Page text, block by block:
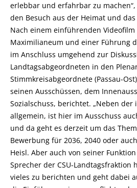
erlebbar und erfahrbar zu
den Besuch aus der Heimat und
Nach einem einführenden Videofilm
Maximilianeum und einer Führung
im Anschluss umgehend zur
Landtagsabgeordneten in den
Stimmkreisabgeordnete (Passau-
seinen Ausschüssen, dem
Sozialschuss, berichtet. „Neben
allgemein, ist hier im Ausschuss
und da geht es derzeit um das
Bewerbung für 2036, 2040 oder
Heisl. Aber auch von seiner
Sprecher der CSU-Landtagsfraktion
vieles zu berichten und geht dabei